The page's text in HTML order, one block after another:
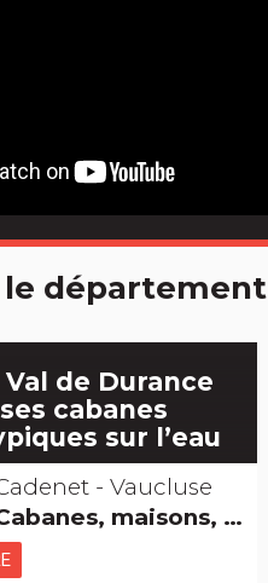
département
Val de Durance
cabanes
sur l’eau
- Vaucluse
maisons, igloos, gîtes et cie